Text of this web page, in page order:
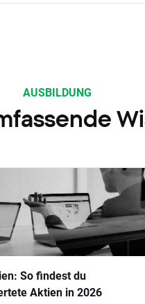
AUSBILDUNG
So findest du
Aktien in 2026